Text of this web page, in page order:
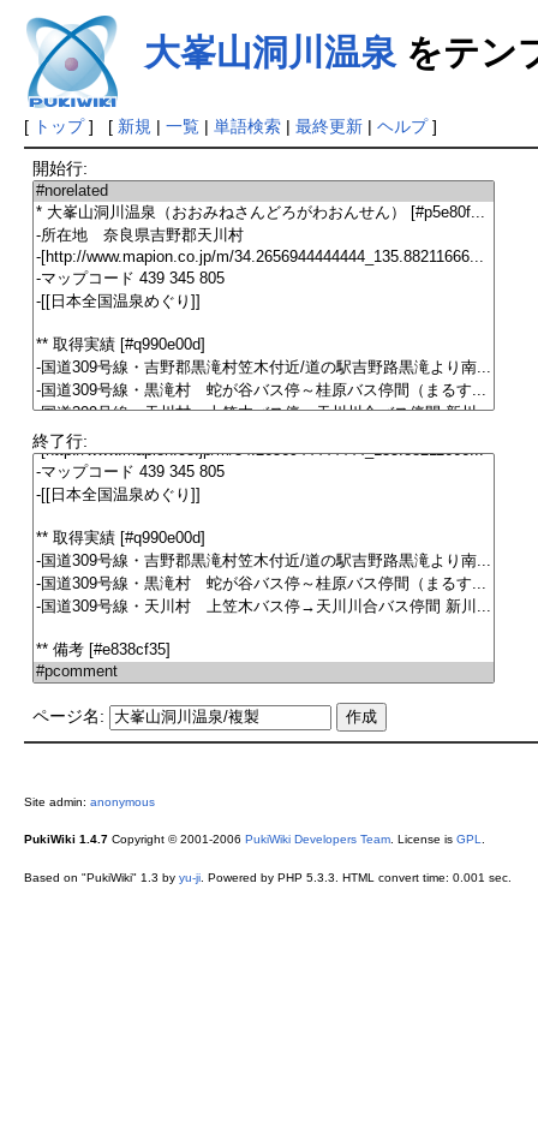
大峯山洞川温泉 をテン
[ トップ] [ 新規 | 一覧| 単語検索| 最終更新| ヘルプ]
開始行:
終了行:
ページ名:
Site admin: anonymous
PukiWiki 1.4.7Copyright © 2001-2006 PukiWiki Developers Team. License is GPL
Based on "PukiWiki" 1.3 by yu-ji. Powered by PHP 5.3.3. HTML convert time: 0.001 sec.